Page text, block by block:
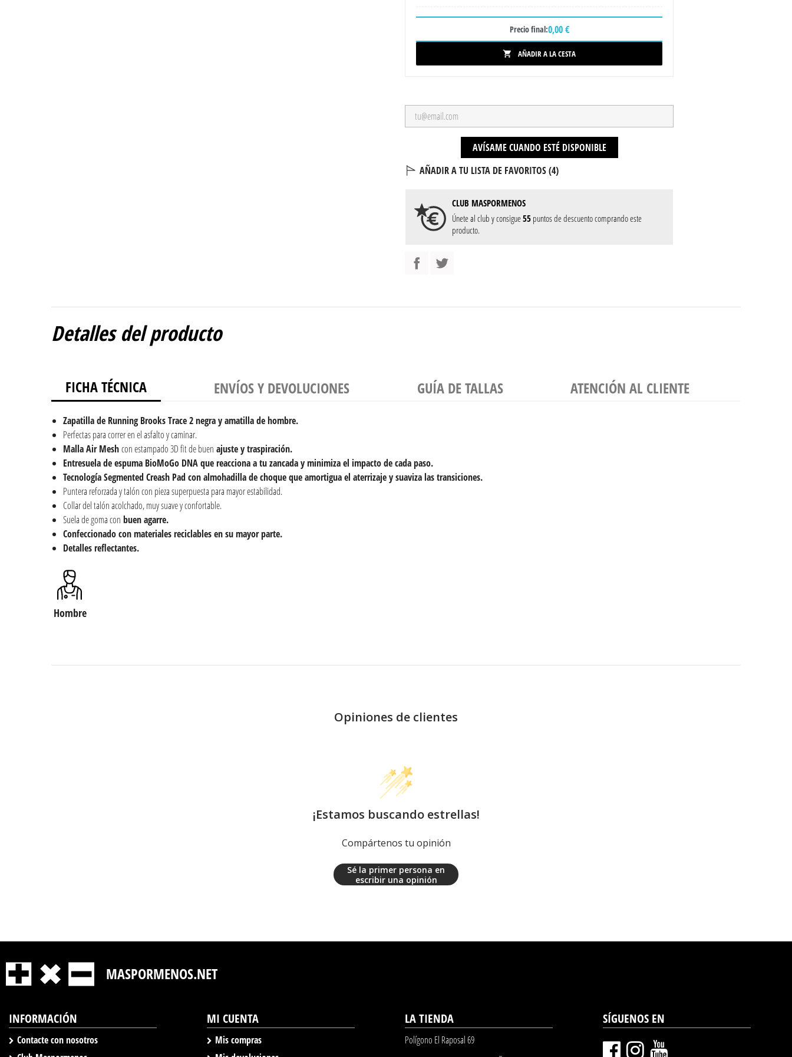
Precio final:0,00 €
 AÑADIR A LA CESTA
AVÍSAME CUANDO ESTÉ DISPONIBLE
AÑADIR A TU LISTA DE FAVORITOS (4)
CLUB MASPORMENOS
Únete al club y consigue55puntos de descuento comprando este
producto.
Detalles del producto
FICHA TÉCNICA ENVÍOS Y DEVOLUCIONES GUÍA DE TALLAS ATENCIÓN AL CLIENTE
Zapatilla de Running Brooks Trace 2 negra y amatilla de hombre.
Perfectas para correr en el asfalto y caminar.
Malla Air Meshcon estampado 3D fit de buen ajuste y traspiración.
Entresuela de espuma BioMoGo DNAque reacciona a tu zancada y minimiza el impacto de cada paso.
Tecnología Segmented Creash Pad con almohadilla de choque que amortigua el aterrizaje y suaviza las transiciones.
Puntera reforzada y talón con pieza superpuesta para mayor estabilidad.
Collar del talón acolchado, muy suave y confortable.
Suela de goma con buenagarre.
Confeccionado con materiales reciclables en su mayor parte.
Detalles reflectantes.
Hombre
Opiniones de clientes
¡Estamos buscando estrellas!
Compártenos tu opinión
Sé la primer persona en
escribir una opinión
MASPORMENOS.NET
INFORMACIÓN
Contacte con nosotros
MI CUENTA
Mis compras
LA TIENDA
Polígono El Raposal 69
SÍGUENOS EN